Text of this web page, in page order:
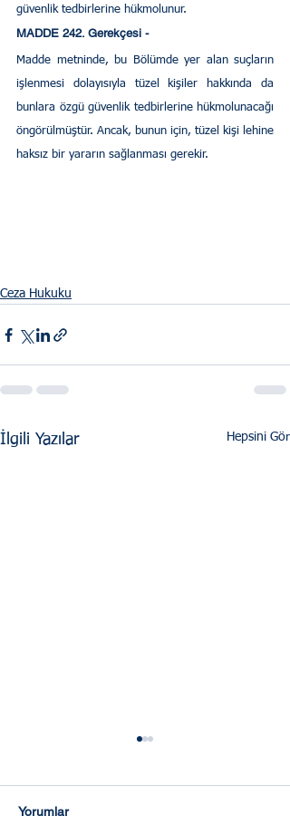
güvenlik tedbirlerine hükmolunur.
MADDE 242. Gerekçesi -
Madde metninde, bu Bölümde yer alan suçların
işlenmesi dolayısıyla tüzel kişiler hakkında da
bunlara özgü güvenlik tedbirlerine hükmolunacağı
öngörülmüştür. Ancak, bunun için, tüzel kişi lehine
haksız bir yararın sağlanması gerekir.
Ceza Hukuku
İlgili Yazılar Hepsini Gör
Yorumlar